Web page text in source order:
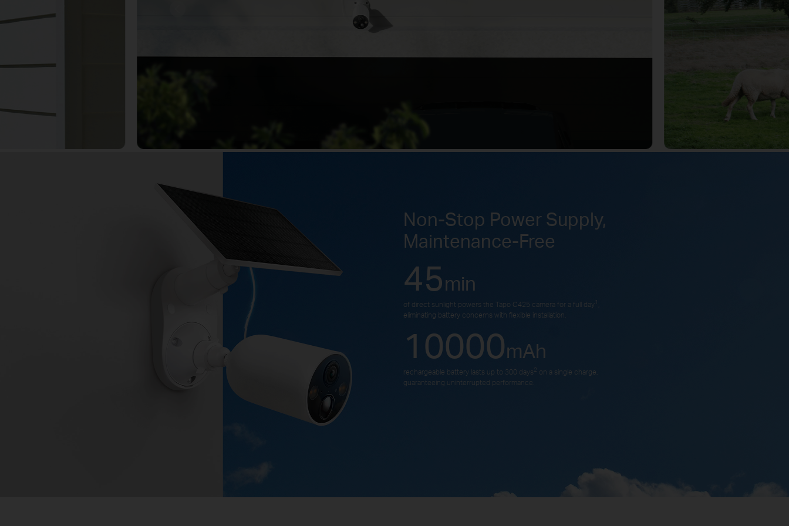
Non-Stop Power Supply,
Maintenance-Free
45min
of direct sunlight powers the Tapo C425 camera for a full day
eliminating battery concerns with flexible installation.
10000mAh
rechargeable battery lasts up to 300 days 2 on a single charge,
guaranteeing uninterrupted performance.